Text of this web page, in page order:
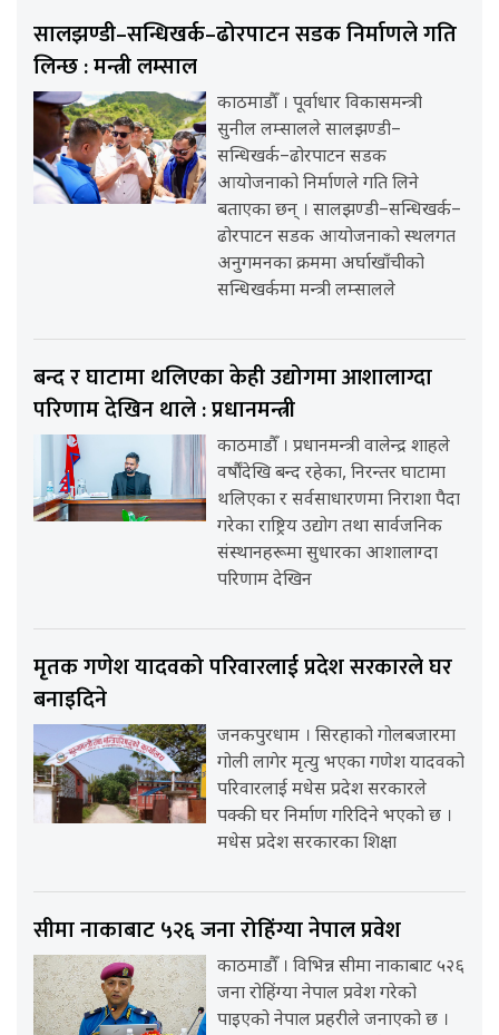
सालझण्डी–सन्धिखर्क–ढोरपाटन सडक निर्माणले गति
लिन्छ : मन्त्री लम्साल
काठमाडौँ । पूर्वाधार विकासमन्त्री
सुनील लम्सालले सालझण्डी–
सन्धिखर्क–ढोरपाटन सडक
आयोजनाको निर्माणले गति लिने
बताएका छन् । सालझण्डी–सन्धिखर्क–
ढोरपाटन सडक आयोजनाको स्थलगत
अनुगमनका क्रममा अर्घाखाँचीको
सन्धिखर्कमा मन्त्री लम्सालले
बन्द र घाटामा थलिएका केही उद्योगमा आशालाग्दा
परिणाम देखिन थाले : प्रधानमन्त्री
काठमाडौँ । प्रधानमन्त्री वालेन्द्र शाहले
वर्षौंदेखि बन्द रहेका, निरन्तर घाटामा
थलिएका र सर्वसाधारणमा निराशा पैदा
गरेका राष्ट्रिय उद्योग तथा सार्वजनिक
संस्थानहरूमा सुधारका आशालाग्दा
परिणाम देखिन
मृतक गणेश यादवको परिवारलाई प्रदेश सरकारले घर
बनाइदिने
जनकपुरधाम । सिरहाको गोलबजारमा
गोली लागेर मृत्यु भएका गणेश यादवको
परिवारलाई मधेस प्रदेश सरकारले
पक्की घर निर्माण गरिदिने भएको छ ।
मधेस प्रदेश सरकारका शिक्षा
सीमा नाकाबाट ५२६ जना रोहिंग्या नेपाल प्रवेश
काठमाडौँ । विभिन्न सीमा नाकाबाट ५२६
जना रोहिंग्या नेपाल प्रवेश गरेको
पाइएको नेपाल प्रहरीले जनाएको छ ।